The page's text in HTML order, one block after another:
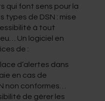
qui font sens pour la
de DSN : mise
à tout
Un logiciel en
de :
d’alertes dans
en cas de
non conformes…
de gérer les